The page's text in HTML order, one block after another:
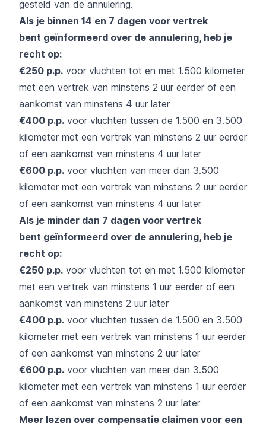
gesteld van de annulering.
Als je binnen 14 en 7 dagen voor vertrek
bent geïnformeerd over de annulering, heb je
recht op:
€250 p.p. voor vluchten tot en met 1.500 kilometer
met een vertrek van minstens 2 uur eerder of een
aankomst van minstens 4 uur later
€400 p.p. voor vluchten tussen de 1.500 en 3.500
kilometer met een vertrek van minstens 2 uur eerder
of een aankomst van minstens 4 uur later
€600 p.p. voor vluchten van meer dan 3.500
kilometer met een vertrek van minstens 2 uur eerder
of een aankomst van minstens 4 uur later
Als je minder dan 7 dagen voor vertrek
bent geïnformeerd over de annulering, heb je
recht op:
€250 p.p. voor vluchten tot en met 1.500 kilometer
met een vertrek van minstens 1 uur eerder of een
aankomst van minstens 2 uur later
€400 p.p. voor vluchten tussen de 1.500 en 3.500
kilometer met een vertrek van minstens 1 uur eerder
of een aankomst van minstens 2 uur later
€600 p.p. voor vluchten van meer dan 3.500
kilometer met een vertrek van minstens 1 uur eerder
of een aankomst van minstens 2 uur later
Meer lezen over compensatie claimen voor een